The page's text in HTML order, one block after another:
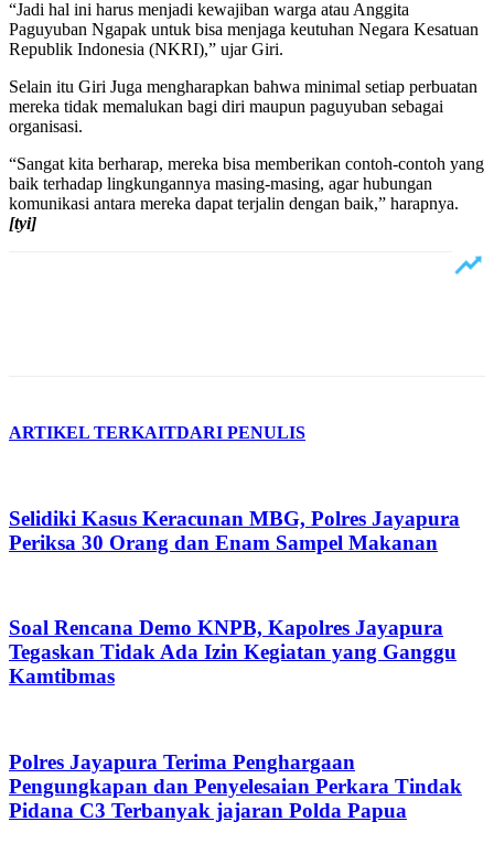
“Jadi hal ini harus menjadi kewajiban warga atau Anggita
Paguyuban Ngapak untuk bisa menjaga keutuhan Negara Kesatuan
Republik Indonesia (NKRI),” ujar Giri.
Selain itu Giri Juga mengharapkan bahwa minimal setiap perbuatan
mereka tidak memalukan bagi diri maupun paguyuban sebagai
organisasi.
“Sangat kita berharap, mereka bisa memberikan contoh-contoh yang
baik terhadap lingkungannya masing-masing, agar hubungan
komunikasi antara mereka dapat terjalin dengan baik,” harapnya.
[tyi]
ARTIKEL TERKAITDARI PENULIS
Selidiki Kasus Keracunan MBG, Polres Jayapura
Periksa 30 Orang dan Enam Sampel Makanan
Soal Rencana Demo KNPB, Kapolres Jayapura
Tegaskan Tidak Ada Izin Kegiatan yang Ganggu
Kamtibmas
Polres Jayapura Terima Penghargaan
Pengungkapan dan Penyelesaian Perkara Tindak
Pidana C3 Terbanyak jajaran Polda Papua